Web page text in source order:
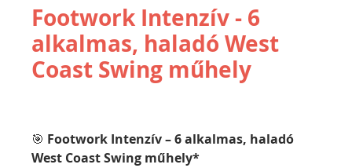
Footwork Intenzív - 6
alkalmas, haladó West
Coast Swing műhely
🎯 Footwork Intenzív – 6 alkalmas, haladó
West Coast Swing műhely*